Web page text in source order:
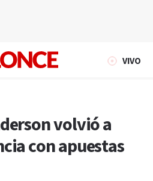
VIVO
volvió a
con apuestas